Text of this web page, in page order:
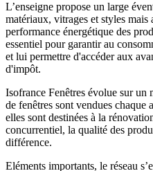
L’enseigne propose un large
matériaux, vitrages et styles mais
performance énergétique des
essentiel pour garantir au
et lui permettre d'accéder aux
d'impôt.
Isofrance Fenêtres évolue sur
de fenêtres sont vendues chaque
elles sont destinées à la
concurrentiel, la qualité des
différence.
Eléments importants, le réseau